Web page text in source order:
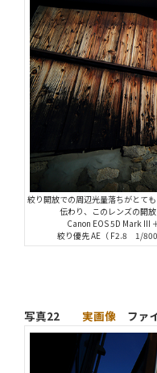
絞り開放での周辺光量落ちがとて
伝わり、このレンズの開
Canon EOS 5D Mark III
絞り優先 AE（ F2.8 1/
写真22 実画像 ファ